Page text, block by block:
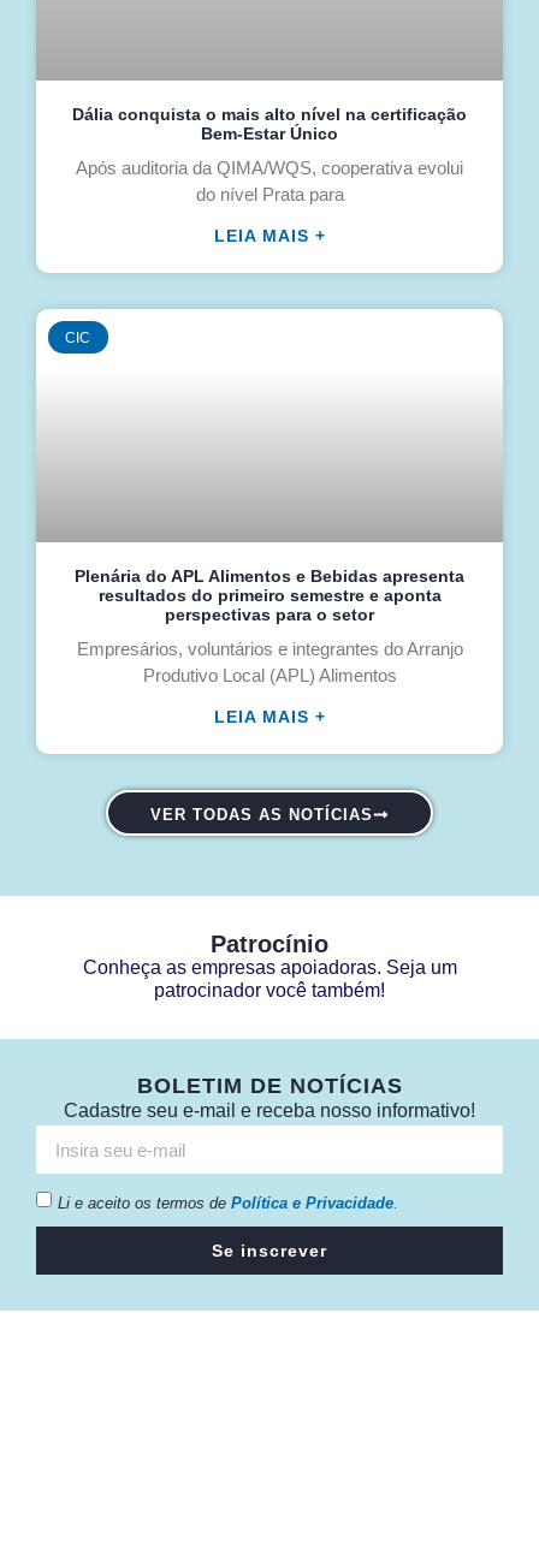
Dália conquista o mais alto nível na certificação
Bem-Estar Único
Após auditoria da QIMA/WQS, cooperativa evolui
do nível Prata para
LEIA MAIS +
CIC
Plenária do APL Alimentos e Bebidas apresenta
resultados do primeiro semestre e aponta
perspectivas para o setor
Empresários, voluntários e integrantes do Arranjo
Produtivo Local (APL) Alimentos
LEIA MAIS +
VER TODAS AS NOTÍCIAS
Patrocínio
Conheça as empresas apoiadoras. Seja um
patrocinador você também!
BOLETIM DE NOTÍCIAS
Cadastre seu e-mail e receba nosso informativo!
Li e aceito os termos de Política e Privacidade.
Se inscrever